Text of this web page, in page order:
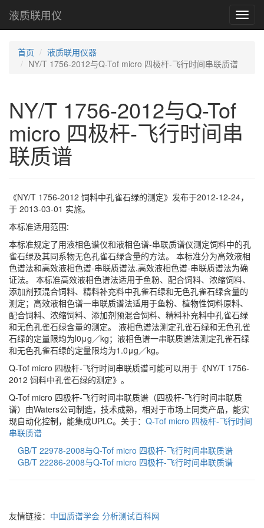
液质联用仪
首页
液质联用仪器
NY/T 1756-2012与Q-Tof micro 四极杆-飞行时间串联质谱
NY/T 1756-2012与Q-Tof
micro 四极杆-飞行时间串
联质谱
《NY/T 1756-2012 饲料中孔雀石绿的测定》发布于2012-12-24，
于 2013-03-01 实施。
本标准适用范围:
本标准规定了用液相色谱仪和液相色谱-串联质谱仪测定饲料中的孔
雀石绿及其同系物无色孔雀石绿含量的方法。 本标准分为高效液相
色谱法和高效液相色谱-串联质谱法,高效液相色谱-串联质谱法为确
证法。 本标准高效液相色谱法适用于鱼粉、配合饲料、浓缩饲料、
添加剂预混合饲料、精料补充料中孔雀石绿和无色孔雀石绿含量的
测定；高效液相色谱一串联质谱法适用于鱼粉、植物性饲料原料、
配合饲料、浓缩饲料、添加剂预混合饲料、精料补充料中孔雀石绿
和无色孔雀石绿含量的测定。 液相色谱法测定孔雀石绿和无色孔雀
石绿的定量限均为l0μg／kg；液相色谱一串联质谱法测定孔雀石绿
和无色孔雀石绿的定量限均为1.0μg／kg。
Q-Tof micro 四极杆-飞行时间串联质谱可能可以用于《NY/T 1756-
2012 饲料中孔雀石绿的测定》。
Q-Tof micro 四极杆-飞行时间串联质谱（四极杆-飞行时间串联质
谱）由Waters公司制造，技术成熟，相对于市场上同类产品，能实
现自动化控制，能集成UPLC。关于： Q-Tof micro 四极杆-飞行时间
串联质谱
GB/T 22978-2008与Q-Tof micro 四极杆-飞行时间串联质谱
GB/T 22286-2008与Q-Tof micro 四极杆-飞行时间串联质谱
友情链接： 中国质谱学会 分析测试百科网